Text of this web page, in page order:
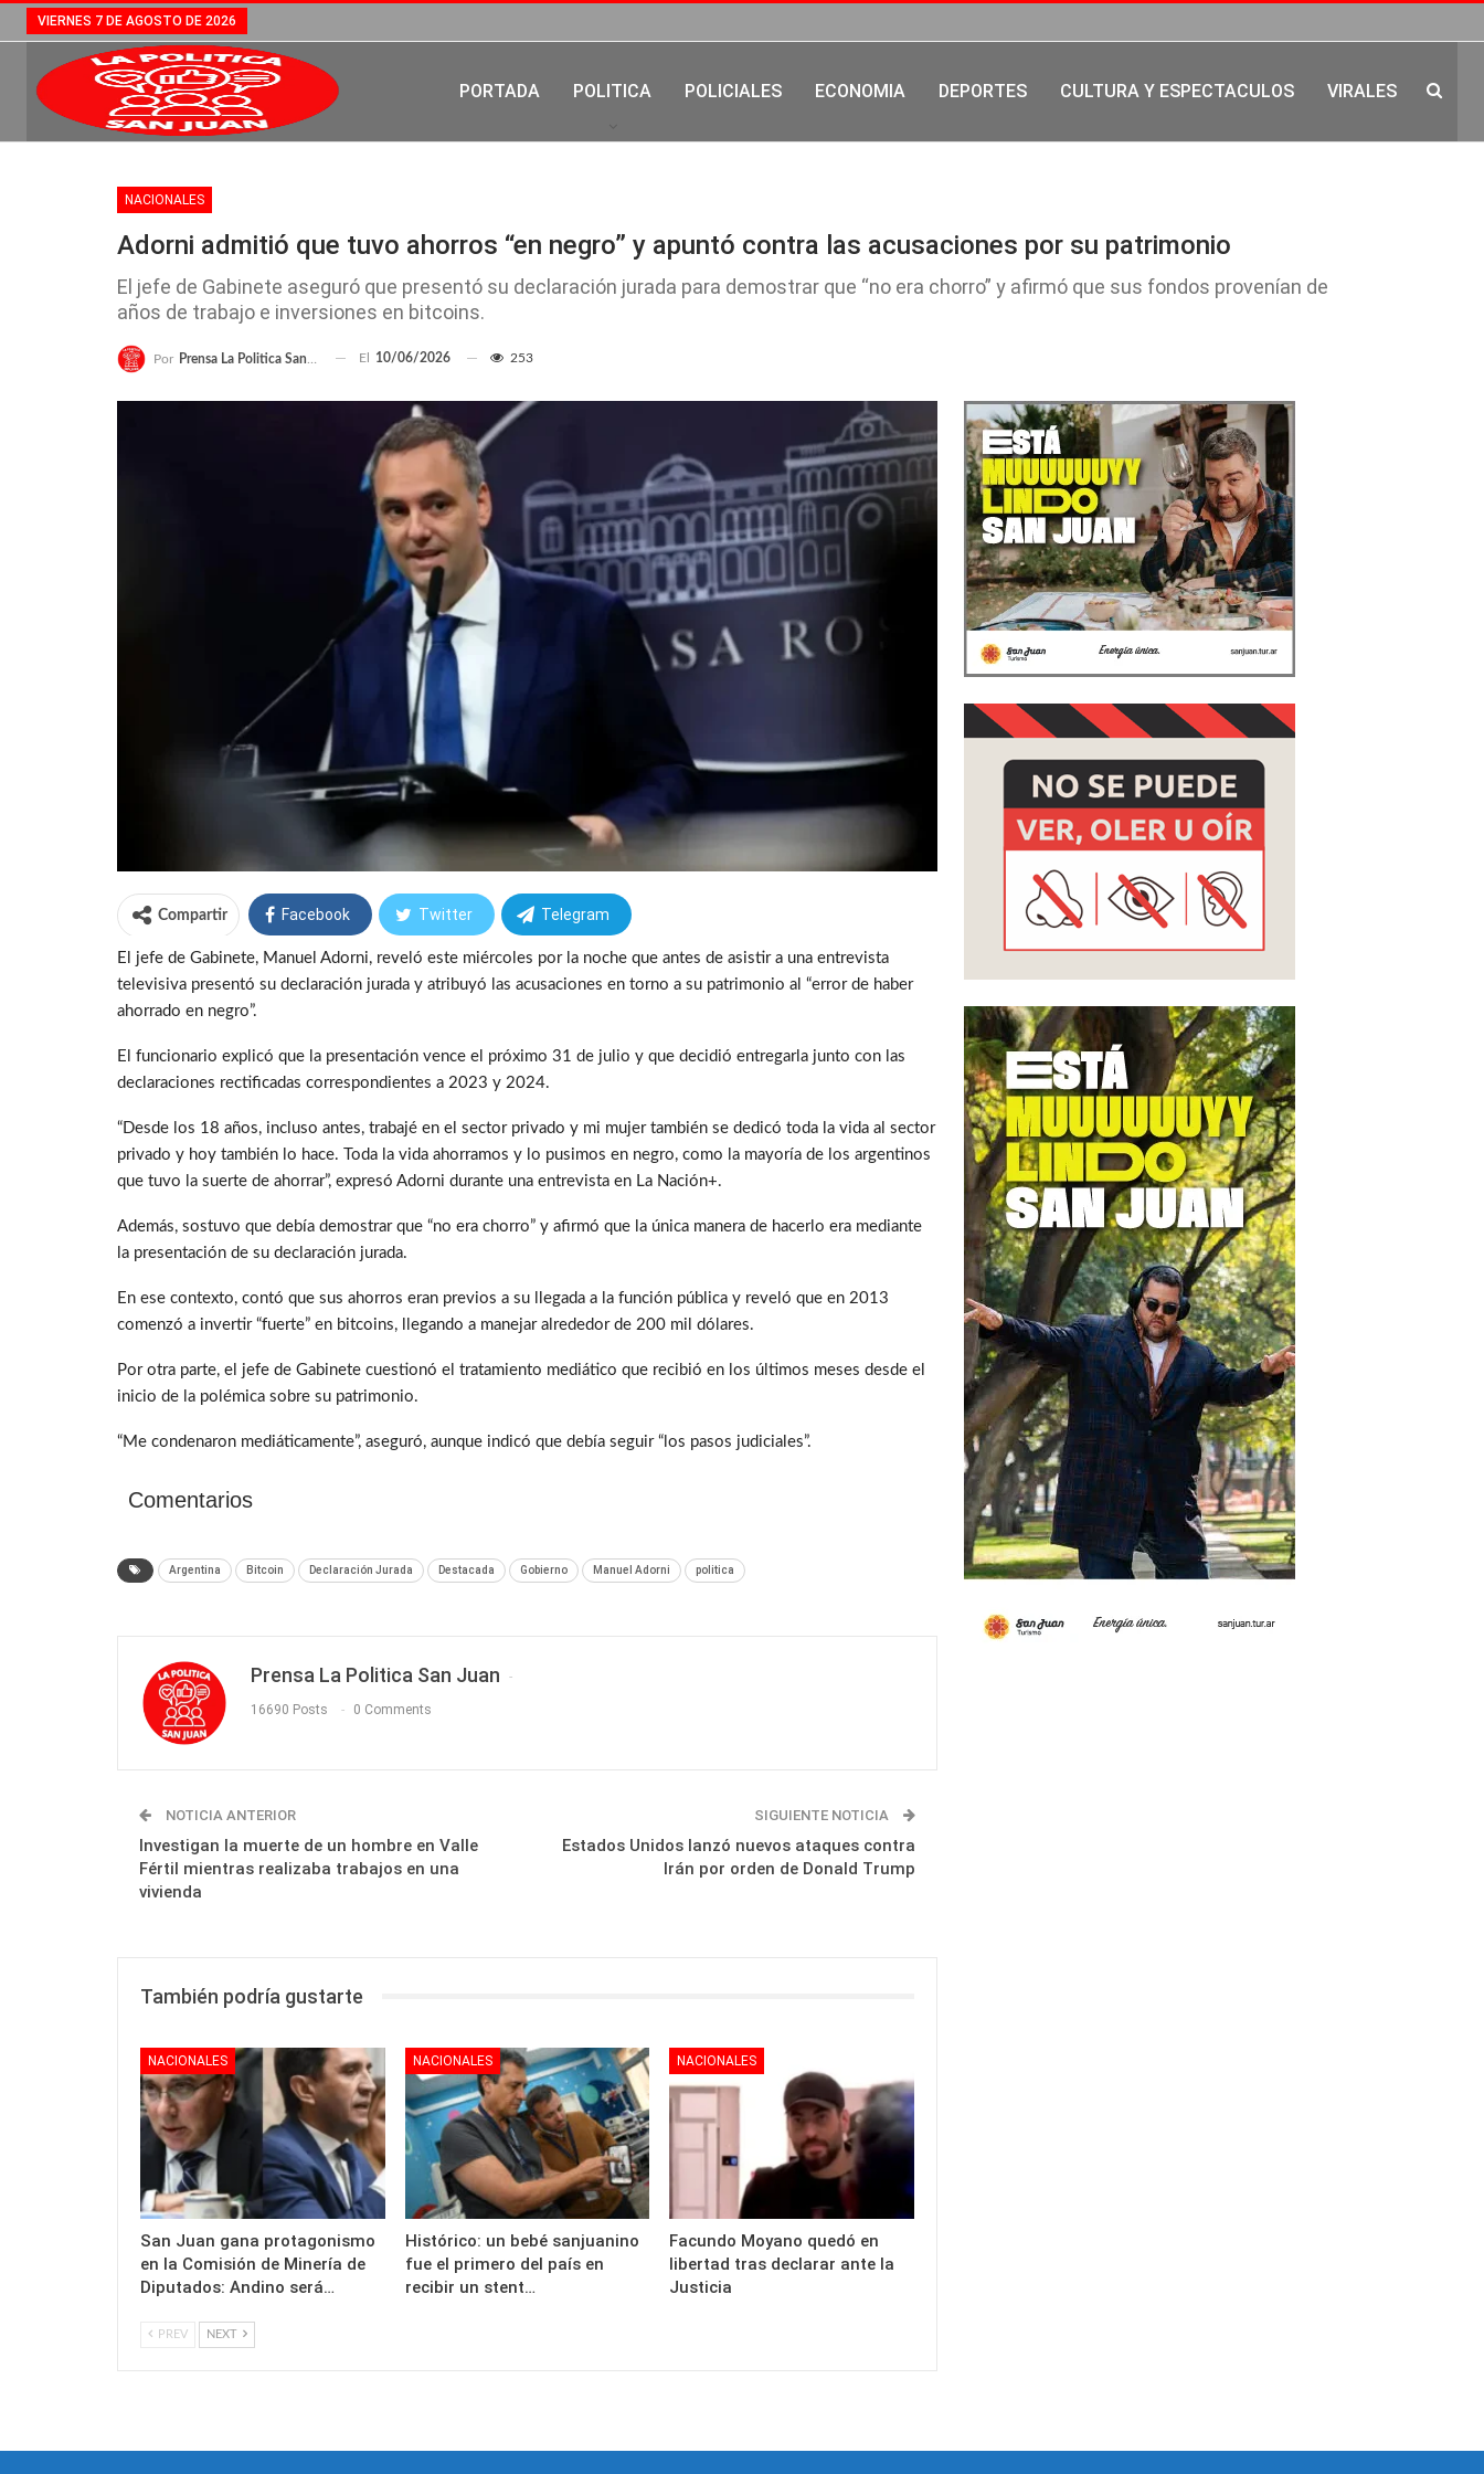
VIERNES 7 DE AGOSTO DE 2026
PORTADA POLITICA POLICIALES ECONOMIA DEPORTES CULTURA Y ESPECTACULOS VIRALES
NACIONALES
Adorni admitió que tuvo ahorros “en negro” y apuntó contra las acusaciones por su patrimonio
El jefe de Gabinete aseguró que presentó su declaración jurada para demostrar que “no era chorro” y afirmó que sus fondos provenían de
años de trabajo e inversiones en bitcoins.
Por Prensa La Politica San Juan El 10/06/2026 253
Compartir Facebook Twitter Telegram
El jefe de Gabinete, Manuel Adorni, reveló este miércoles por la noche que antes de asistir a una entrevista
televisiva presentó su declaración jurada y atribuyó las acusaciones en torno a su patrimonio al “error de haber
ahorrado en negro”.
El funcionario explicó que la presentación vence el próximo 31 de julio y que decidió entregarla junto con las
declaraciones rectificadas correspondientes a 2023 y 2024.
“Desde los 18 años, incluso antes, trabajé en el sector privado y mi mujer también se dedicó toda la vida al sector
privado y hoy también lo hace. Toda la vida ahorramos y lo pusimos en negro, como la mayoría de los argentinos
que tuvo la suerte de ahorrar”, expresó Adorni durante una entrevista en La Nación+.
Además, sostuvo que debía demostrar que “no era chorro” y afirmó que la única manera de hacerlo era mediante
la presentación de su declaración jurada.
En ese contexto, contó que sus ahorros eran previos a su llegada a la función pública y reveló que en 2013
comenzó a invertir “fuerte” en bitcoins, llegando a manejar alrededor de 200 mil dólares.
Por otra parte, el jefe de Gabinete cuestionó el tratamiento mediático que recibió en los últimos meses desde el
inicio de la polémica sobre su patrimonio.
“Me condenaron mediáticamente”, aseguró, aunque indicó que debía seguir “los pasos judiciales”.
Comentarios
Argentina Bitcoin Declaración Jurada Destacada Gobierno Manuel Adorni politica
Prensa La Politica San Juan
16690 Posts 0 Comments
NOTICIA ANTERIOR
Investigan la muerte de un hombre en Valle
Fértil mientras realizaba trabajos en una
vivienda
SIGUIENTE NOTICIA
Estados Unidos lanzó nuevos ataques contra
Irán por orden de Donald Trump
También podría gustarte
NACIONALES
San Juan gana protagonismo
en la Comisión de Minería de
Diputados: Andino será…
NACIONALES
Histórico: un bebé sanjuanino
fue el primero del país en
recibir un stent…
NACIONALES
Facundo Moyano quedó en
libertad tras declarar ante la
Justicia
PREV NEXT